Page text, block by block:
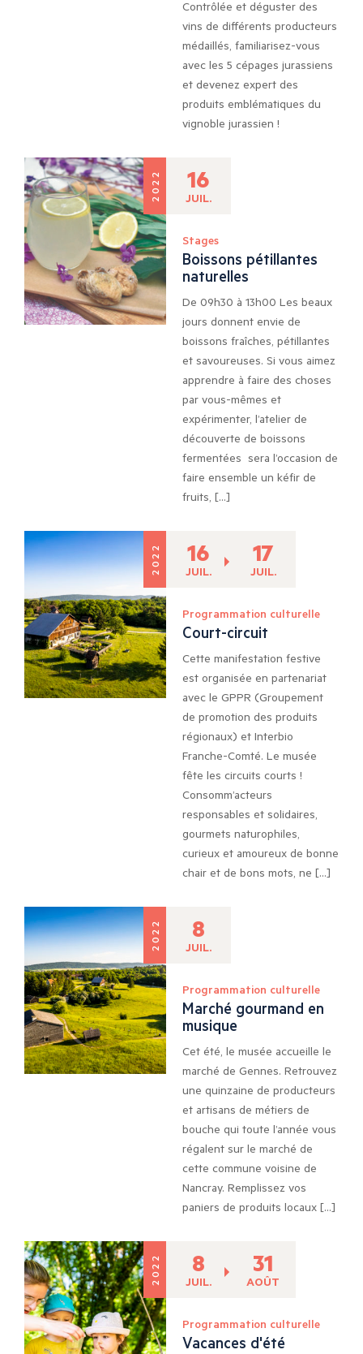
Contrôlée et déguster des
vins de différents producteurs
médaillés, familiarisez-vous
avec les 5 cépages jurassiens
et devenez expert des
produits emblématiques du
vignoble jurassien !
2022 16
JUIL.
Stages
Boissons pétillantes
naturelles
De 09h30 à 13h00 Les beaux
jours donnent envie de
boissons fraîches, pétillantes
et savoureuses. Si vous aimez
apprendre à faire des choses
par vous-mêmes et
expérimenter, l’atelier de
découverte de boissons
fermentées sera l’occasion de
faire ensemble un kéfir de
fruits, […]
2022 16
JUIL.
17
JUIL.
Programmation culturelle
Court-circuit
Cette manifestation festive
est organisée en partenariat
avec le GPPR (Groupement
de promotion des produits
régionaux) et Interbio
Franche-Comté. Le musée
fête les circuits courts !
Consomm’acteurs
responsables et solidaires,
gourmets naturophiles,
curieux et amoureux de bonne
chair et de bons mots, ne […]
2022 8
JUIL.
Programmation culturelle
Marché gourmand en
musique
Cet été, le musée accueille le
marché de Gennes. Retrouvez
une quinzaine de producteurs
et artisans de métiers de
bouche qui toute l’année vous
régalent sur le marché de
cette commune voisine de
Nancray. Remplissez vos
paniers de produits locaux […]
2022 8
JUIL.
31
AOÛT
Programmation culturelle
Vacances d'été